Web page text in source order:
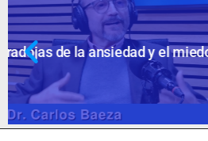
Ansiedad: supuestos